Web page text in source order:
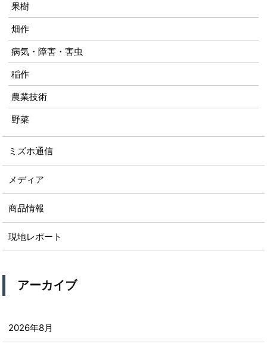
果樹
畑作
病気・障害・害虫
稲作
農業技術
野菜
ミズホ通信
メディア
商品情報
現地レポート
アーカイブ
2026年8月